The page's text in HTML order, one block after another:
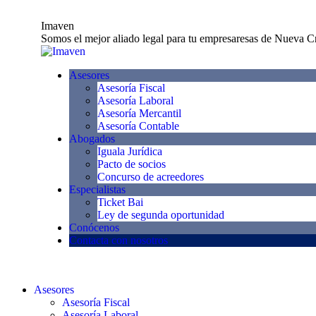
Imaven
Somos el mejor aliado legal para tu empresaresas de Nueva
Asesores
Asesoría Fiscal
Asesoría Laboral
Asesoría Mercantil
Asesoría Contable
Abogados
Iguala Jurídica
Pacto de socios
Concurso de acreedores
Especialistas
Ticket Bai
Ley de segunda oportunidad
Conócenos
Contacta con nosotros
Asesores
Asesoría Fiscal